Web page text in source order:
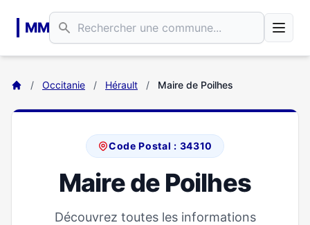
MM
/ Occitanie / Hérault / Maire de Poilhes
Code Postal : 34310
Maire de Poilhes
Découvrez toutes les informations